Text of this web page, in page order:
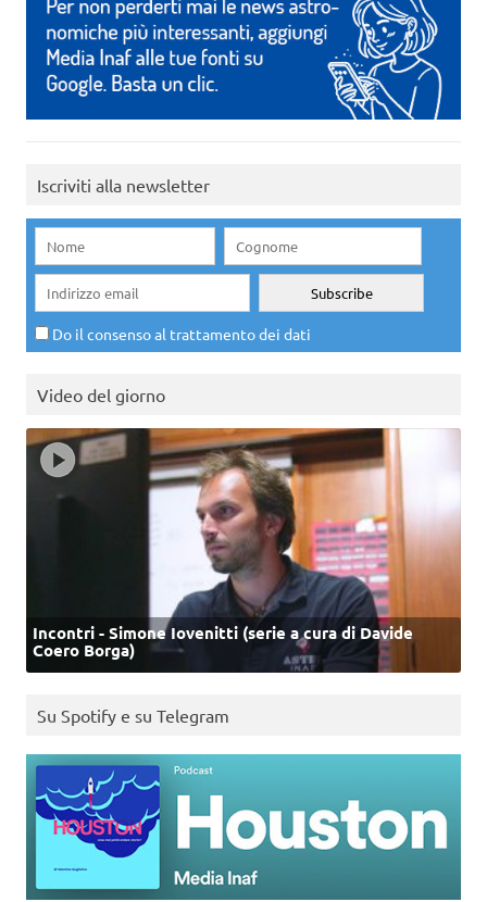
Iscriviti alla newsletter
Do il consenso al trattamento dei dati
Video del giorno
Incontri - Simone Iovenitti (serie a cura di Davide
Coero Borga)
Su Spotify e su Telegram